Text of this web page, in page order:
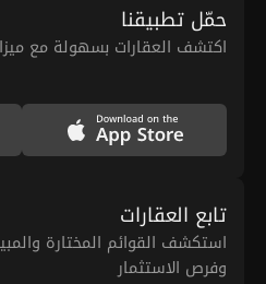
حمّل تطبيقنا
اكتشف العقارات بسهولة مع
تابع العقارات
استكشف القوائم المختارة
وفرص الاستثمار